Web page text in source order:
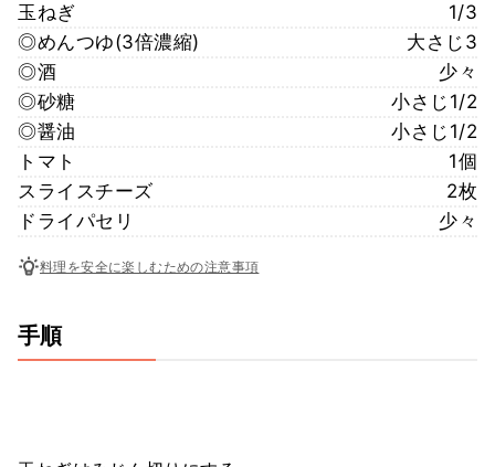
玉ねぎ
1/3
◎めんつゆ(3倍濃縮)
大さじ3
◎酒
少々
◎砂糖
小さじ1/2
◎醤油
小さじ1/2
トマト
1個
スライスチーズ
2枚
ドライパセリ
少々
料理を安全に楽しむための注意事項
手順